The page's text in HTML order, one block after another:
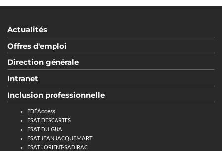
Actualités
Offres d'emploi
Direction générale
Intranet
Inclusion professionnelle
EDÉAccess’
ESAT DESCARTES
ESAT DU GUA
ESAT JEAN JACQUEMART
ESAT LORIENT-SADIRAC